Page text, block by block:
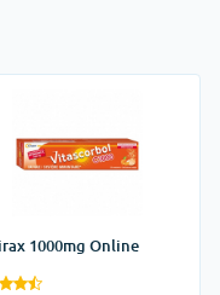
1000mg Online